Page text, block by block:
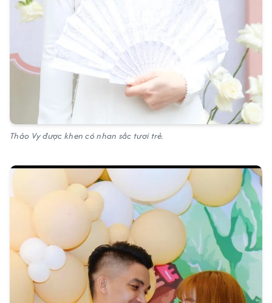
Thảo Vy được khen có nhan sắc tươi trẻ.